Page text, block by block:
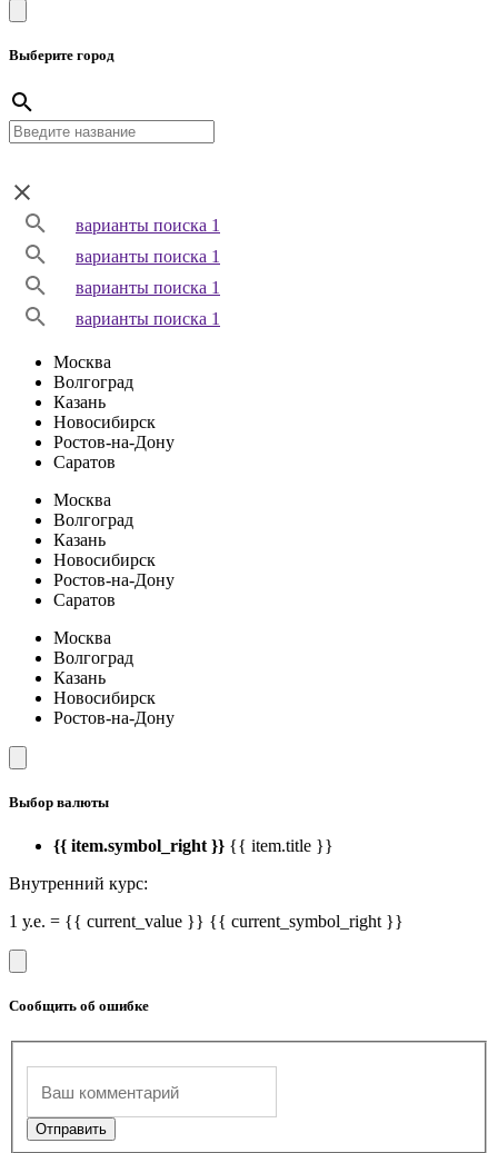
Выберите город
варианты поиска 1
варианты поиска 1
варианты поиска 1
варианты поиска 1
Москва
Волгоград
Казань
Новосибирск
Ростов-на-Дону
Саратов
Москва
Волгоград
Казань
Новосибирск
Ростов-на-Дону
Саратов
Москва
Волгоград
Казань
Новосибирск
Ростов-на-Дону
Выбор валюты
{{ item.symbol_right }} {{ item.title }}
Внутренний курс:
1 у.е. = {{ current_value }} {{ current_symbol_right }}
Сообщить об ошибке